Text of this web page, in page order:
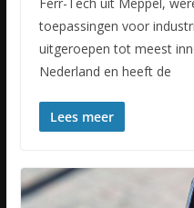
toepassingen voor
uitgeroepen tot meest
Nederland en heeft de
Lees meer